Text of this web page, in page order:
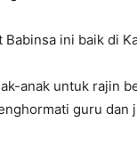
ini baik di
anak untuk rajin
guru dan